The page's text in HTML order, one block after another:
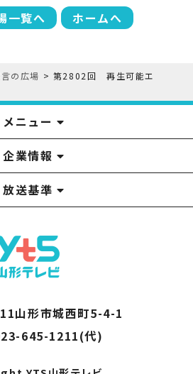
一覧へ ホームへ
の広場 > 第2802回 再生可能エ
メニュー
YTSニュース
番組
アナウンサー
プレゼント
イベント
みるるん星人
YTS見学ツアー
番組表
お問い合わせ
企業情報
企業情報
役員構成
テレビ SDGs 宣言
採用情報
テレビ人権方針
民保護業務計画提出文
人情報基本方針
ュリティ基本方針
タの取扱いについて
系列局一覧
中継局一覧
放送基準
山形市城西町5-4-1
645-1211(代)